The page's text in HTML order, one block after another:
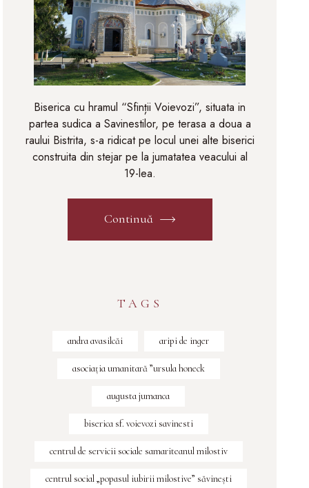
Biserica cu hramul “Sfinții Voievozi”, situata in
partea sudica a Savinestilor, pe terasa a doua a
raului Bistrita, s-a ridicat pe locul unei alte biserici
construita din stejar pe la jumatatea veacului al
19-lea.
Continuă
TAGS
andra avasilcăi aripi de inger
asociația umanitară ”ursula honeck
augusta jumanca
biserica sf. voievozi savinesti
centrul de servicii sociale samariteanul milostiv
centrul social „popasul iubirii milostive” săvineşti